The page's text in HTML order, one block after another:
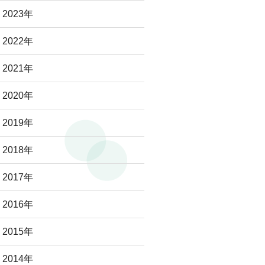
2023年
2022年
2021年
2020年
2019年
2018年
2017年
2016年
2015年
2014年